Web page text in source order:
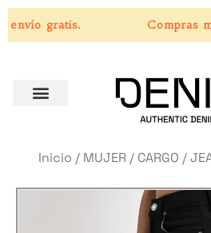
contenido
gratis. Compras
Inicio / MUJER / CARGO /